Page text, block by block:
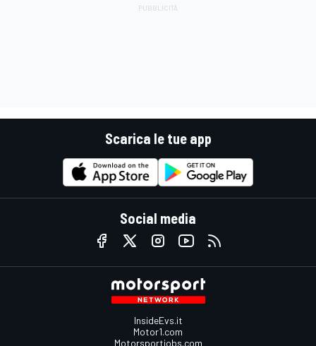
Scarica le tue app
Social media
InsideEvs.it
Motor1.com
Motorsportjobs.com